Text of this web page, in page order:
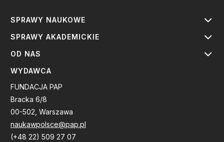
SPRAWY NAUKOWE
SPRAWY AKADEMICKIE
OD NAS
WYDAWCA
FUNDACJA PAP
Bracka 6/8
00-502, Warszawa
naukawpolsce@pap.pl
(+48 22) 509 27 07